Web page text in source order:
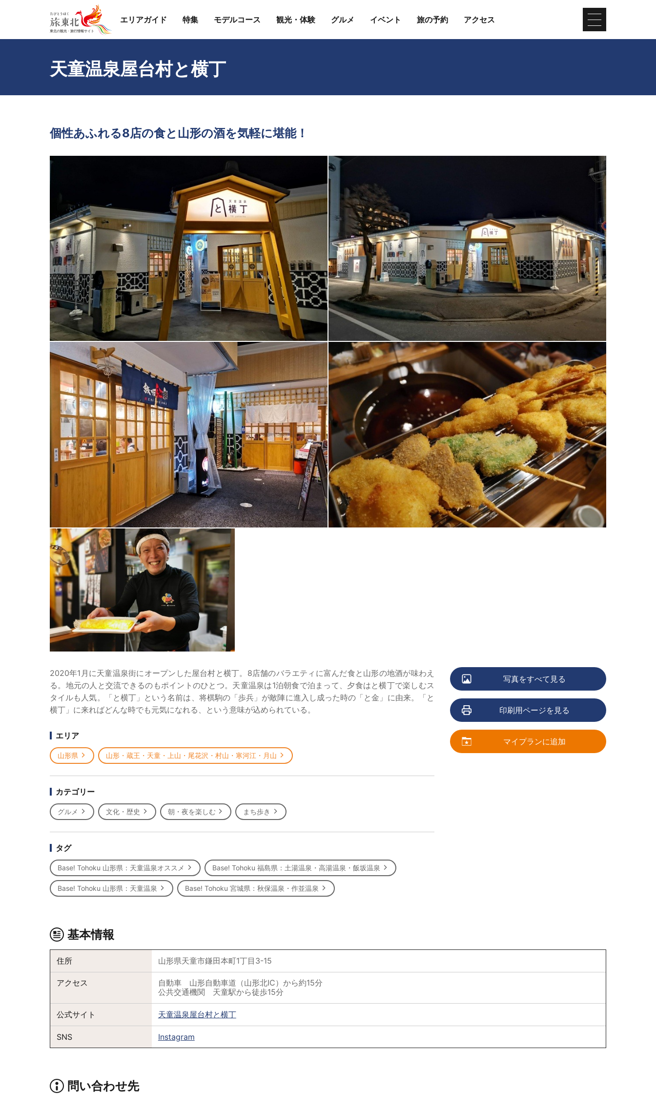
エリアガイド 特集 モデルコース 観光・体験 グルメ イベント 旅の予約 アクセス
天童温泉屋台村と横丁
個性あふれる8店の食と山形の酒を気軽に堪能！
2020年1月に天童温泉街にオープンした屋台村と横丁。8店舗のバラエティに富んだ食と山形の地酒が味わえ
る。地元の人と交流できるのもポイントのひとつ。天童温泉は1泊朝食で泊まって、夕食はと横丁で楽しむス
タイルも人気。「と横丁」という名前は、将棋駒の「歩兵」が敵陣に進入し成った時の「と金」に由来。「と
横丁」に来ればどんな時でも元気になれる、という意味が込められている。
エリア
山形県 山形・蔵王・天童・上山・尾花沢・村山・寒河江・月山
カテゴリー
グルメ 文化・歴史 朝・夜を楽しむ まち歩き
タグ
Base! Tohoku 山形県：天童温泉オススメ Base! Tohoku 福島県：土湯温泉・高湯温泉・飯坂温泉
Base! Tohoku 山形県：天童温泉 Base! Tohoku 宮城県：秋保温泉・作並温泉
写真をすべて見る
印刷用ページを見る
マイプランに追加
基本情報
住所 山形県天童市鎌田本町1丁目3-15
アクセス
自動車 山形自動車道（山形北IC）から約15分
公共交通機関 天童駅から徒歩15分
公式サイト 天童温泉屋台村と横丁
SNS Instagram
問い合わせ先